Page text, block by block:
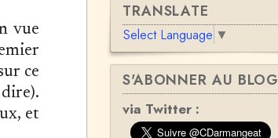
vue
ce
et
TRANSLATE
Select Language ▼
S'ABONNER AU BLOG
via Twitter :